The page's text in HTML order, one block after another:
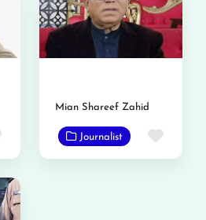
Favorite
Mian Shareef Zahid
Journalist